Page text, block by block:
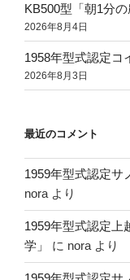
KB500型「朝1分の
2026年8月4日
1958年型式認定コ
2026年8月3日
最近のコメント
1959年型式認定サ
noraより
1959年型式認定上
学」
に noraより